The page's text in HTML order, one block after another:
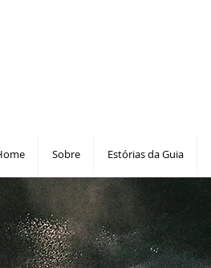
Sobre Estórias da Guia